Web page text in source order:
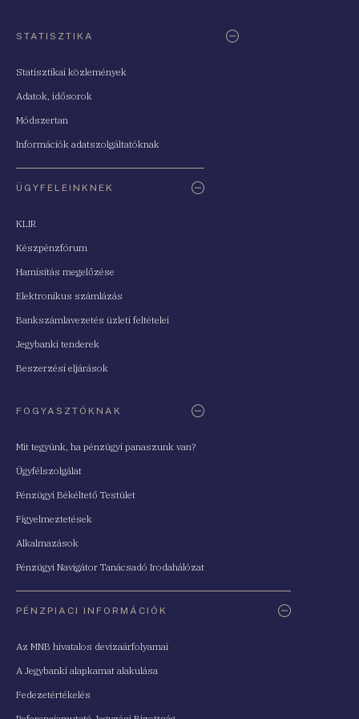
STATISZTIKA
Statisztikai közlemények
Adatok, idősorok
Módszertan
Információk adatszolgáltatóknak
ÜGYFELEINKNEK
KLIR
Készpénzfórum
Hamisítás megelőzése
Elektronikus számlázás
Bankszámlavezetés üzleti feltételei
Jegybanki tenderek
Beszerzési eljárások
FOGYASZTÓKNAK
Mit tegyünk, ha pénzügyi panaszunk van?
Ügyfélszolgálat
Pénzügyi Békéltető Testület
Figyelmeztetések
Alkalmazások
Pénzügyi Navigátor Tanácsadó Irodahálózat
PÉNZPIACI INFORMÁCIÓK
Az MNB hivatalos devizaárfolyamai
A Jegybanki alapkamat alakulása
Fedezetértékelés